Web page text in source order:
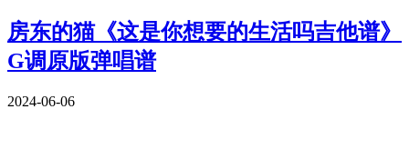
房东的猫《这是你想要的生活吗吉他谱》
G调原版弹唱谱
2024-06-06